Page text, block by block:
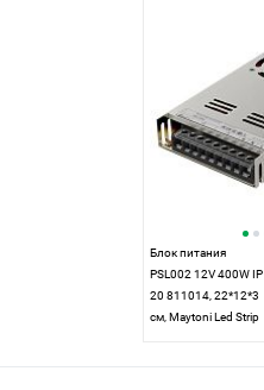
Блок питания
PSL002 12V 400W IP
20 811014, 22*12*3
см, Maytoni Led Strip